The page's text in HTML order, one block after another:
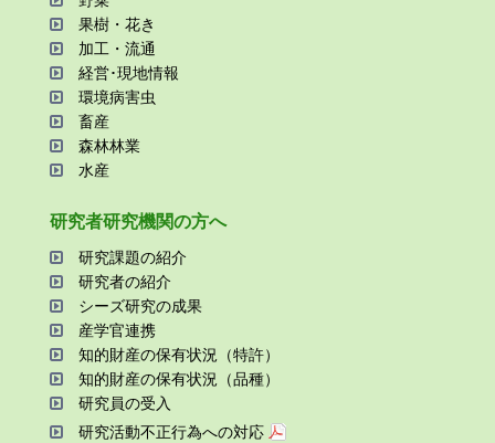
果樹・花き
加⼯・流通
経営･現地情報
環境病害⾍
畜産
森林林業
⽔産
研究者研究機関の⽅へ
研究課題の紹介
研究者の紹介
シーズ研究の成果
産学官連携
知的財産の保有状況（特許）
知的財産の保有状況（品種）
研究員の受⼊
研究活動不正⾏為への対応